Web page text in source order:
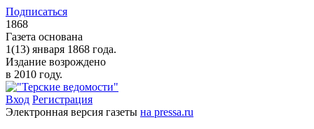
Подписаться
1868
Газета основана
1(13) января 1868 года.
Издание возрождено
в 2010 году.
Вход Регистрация
Электронная версия газеты на pressa.ru